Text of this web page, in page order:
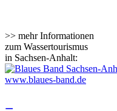
>> mehr Informationen
zum Wassertourismus
in Sachsen-Anhalt:
www.blaues-band.de